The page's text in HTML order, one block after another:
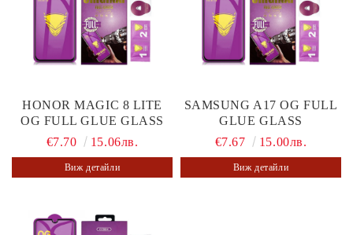
HONOR MAGIC 8 LITE
OG FULL GLUE GLASS
€7.70
15.06лв.
Виж детайли
SAMSUNG A17 OG FULL
GLUE GLASS
€7.67
15.00лв.
Виж детайли